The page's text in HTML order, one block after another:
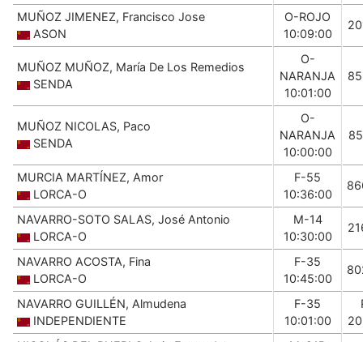
MUÑOZ JIMENEZ, Francisco Jose
ASON
O-ROJO
10:09:00
MUÑOZ MUÑOZ, María De Los Remedios
SENDA
O-
NARANJA
10:01:00
MUÑOZ NICOLAS, Paco
SENDA
O-
NARANJA
10:00:00
MURCIA MARTÍNEZ, Amor
LORCA-O
F-55
10:36:00
NAVARRO-SOTO SALAS, José Antonio
LORCA-O
M-14
10:30:00
NAVARRO ACOSTA, Fina
LORCA-O
F-35
10:45:00
NAVARRO GUILLÉN, Almudena
INDEPENDIENTE
F-35
10:01:00